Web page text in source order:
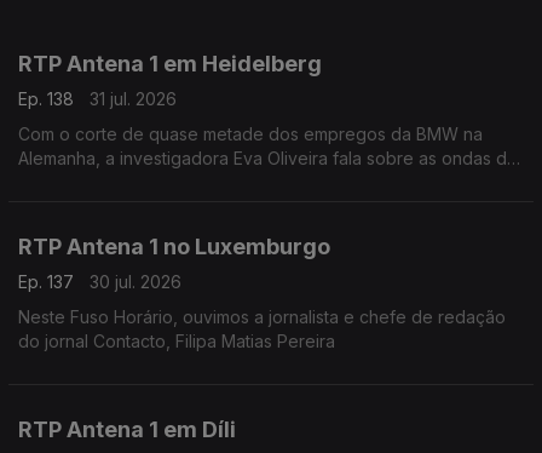
RTP Antena 1 em Heidelberg
Ep. 138
31 jul. 2026
Com o corte de quase metade dos empregos da BMW na
Alemanha, a investigadora Eva Oliveira fala sobre as ondas de
RTP Antena 1 no Luxemburgo
Ep. 137
30 jul. 2026
Neste Fuso Horário, ouvimos a jornalista e chefe de redação
do jornal Contacto, Filipa Matias Pereira
RTP Antena 1 em Díli